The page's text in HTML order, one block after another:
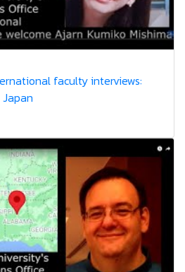
faculty interviews: